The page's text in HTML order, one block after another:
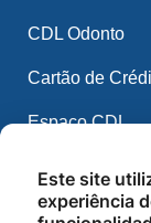
CDL Odonto
Cartão de
Espaço CDL
CDL IA
Este site
experiência